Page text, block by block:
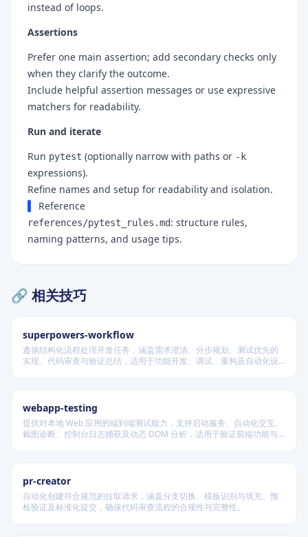
instead of loops.
Assertions
Prefer one main assertion; add secondary checks only
when they clarify the outcome.
Include helpful assertion messages or use expressive
matchers for readability.
Run and iterate
Run pytest (optionally narrow with paths or -k
expressions).
Refine names and setup for readability and isolation.
Reference
references/pytest_rules.md: structure rules,
naming patterns, and usage tips.
🔗 相关技巧
superpowers-workflow
遵循结构化流程处理开发任务，涵盖需求澄清、分步规划、测试优先的
实现、代码审查与验证总结，适用于功能开发、调试、重构及自动化设
webapp-testing
提供对本地 Web 应用的端到端测试能力，支持启动服务、自动化交互、
截图诊断、控制台日志捕获及动态 DOM 分析，适用于验证前端功能与
pr-creator
自动化创建符合规范的拉取请求，涵盖分支切换、模板识别与填充、预
检验证及标准化提交，确保代码审查流程的合规性与完整性。